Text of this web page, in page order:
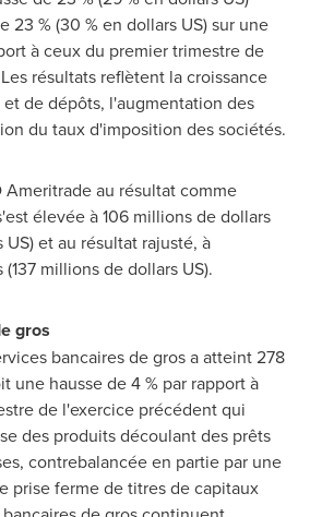
23 % (30 % en dollars US) sur une
à ceux du premier trimestre de
résultats reflètent la croissance
de dépôts, l'augmentation des
du taux d'imposition des sociétés.
au résultat comme
élevée à 106 millions de dollars
et au résultat rajusté, à
millions de dollars US).
gros
bancaires de gros a atteint 278
une hausse de 4 % par rapport à
de l'exercice précédent qui
des produits découlant des prêts
contrebalancée en partie par une
prise ferme de titres de capitaux